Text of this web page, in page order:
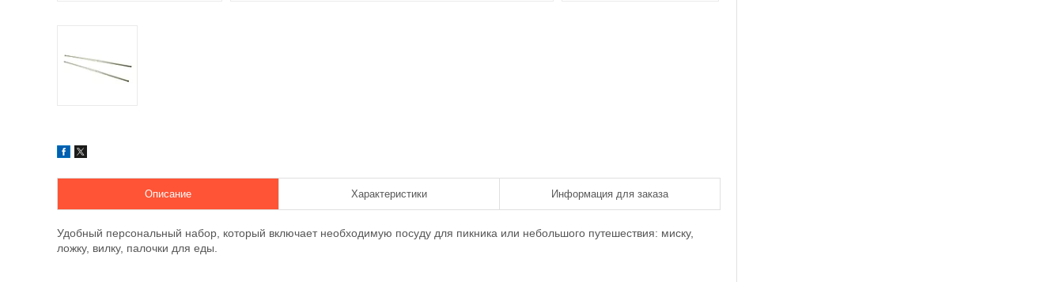
Описание Характеристики Информация для заказа
Удобный персональный набор, который включает необходимую посуду для пикника или небольшого путешествия: миску,
ложку, вилку, палочки для еды.